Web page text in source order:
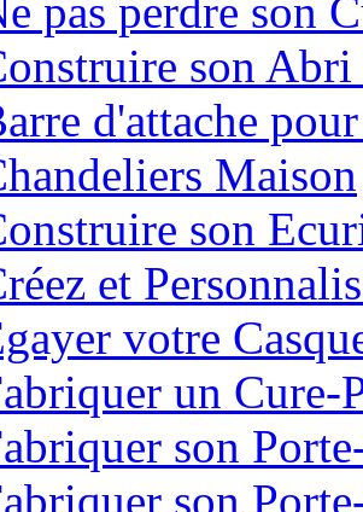
pas perdre son
son
d'attache
Maison
son
et
votre
un Cure-
son
son